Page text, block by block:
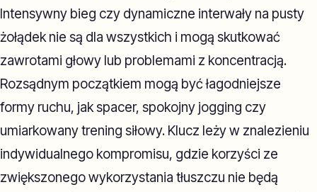
Intensywny bieg czy dynamiczne interwały na pusty
żołądek nie są dla wszystkich i mogą skutkować
zawrotami głowy lub problemami z koncentracją.
Rozsądnym początkiem mogą być łagodniejsze
formy ruchu, jak spacer, spokojny jogging czy
umiarkowany trening siłowy. Klucz leży w znalezieniu
indywidualnego kompromisu, gdzie korzyści ze
zwiększonego wykorzystania tłuszczu nie będą